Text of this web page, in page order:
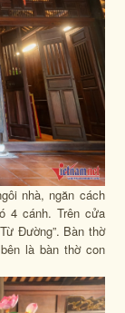
nhà, ngăn cách
4 cánh. Trên cửa
Đường”. Bàn thờ
là bàn thờ con